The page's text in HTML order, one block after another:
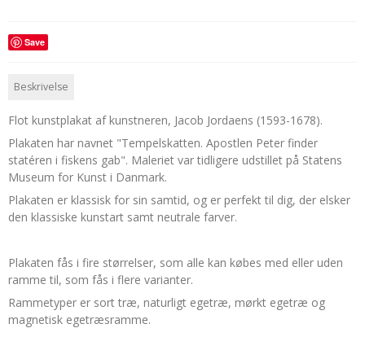
Save
Beskrivelse
Flot kunstplakat af kunstneren, Jacob Jordaens (1593-1678).
Plakaten har navnet "Tempelskatten. Apostlen Peter finder
statéren i fiskens gab". Maleriet var tidligere udstillet på Statens
Museum for Kunst i Danmark.
Plakaten er klassisk for sin samtid, og er perfekt til dig, der elsker
den klassiske kunstart samt neutrale farver.
Plakaten fås i fire størrelser, som alle kan købes med eller uden
ramme til, som fås i flere varianter.
Rammetyper er sort træ, naturligt egetræ, mørkt egetræ og
magnetisk egetræsramme.